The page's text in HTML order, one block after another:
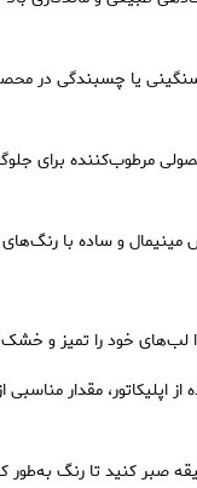
یا چسبندگی در
مرطوب‌کننده برای
مینیمال و ساده با
از اپلیکاتور، مقدار
صبر کنید تا رنگ